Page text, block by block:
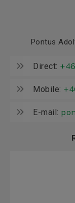
Pontus
Direct:
Mobile:
E-mail: